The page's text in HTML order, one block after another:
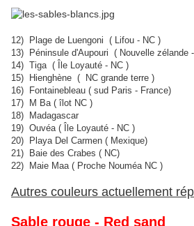
12) Plage de Luengoni ( Lifou - NC )
13) Péninsule d'Aupouri ( Nouvelle zélande
14) Tiga ( Île Loyauté - NC )
15) Hienghène ( NC grande terre )
16) Fontainebleau ( sud Paris - France)
17) M Ba ( îlot NC )
18) Madagascar
19) Ouvéa ( Île Loyauté - NC )
20) Playa Del Carmen ( Mexique)
21) Baie des Crabes ( NC)
22) Maie Maa ( Proche Nouméa NC )
Autres couleurs actuellement
Sable rouge - Red sand